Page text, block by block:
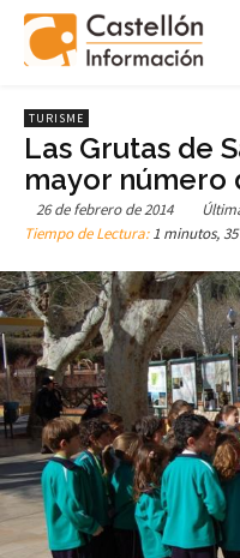
TURISME
Las Grutas de
mayor número
26 de febrero de 2014
Tiempo de Lectura:1 minutos,